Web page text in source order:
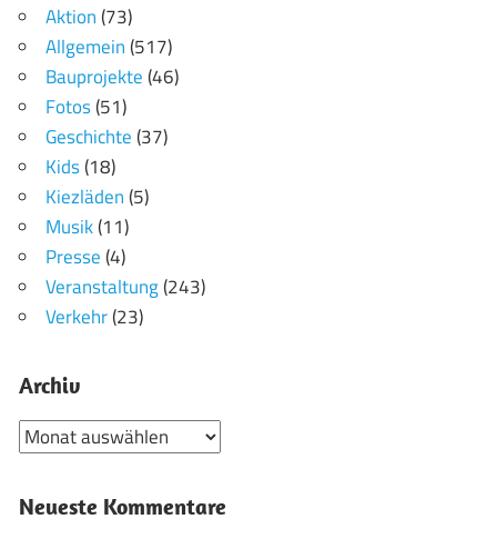
Aktion(73)
Allgemein(517)
Bauprojekte(46)
Fotos(51)
Geschichte(37)
Kids(18)
Kiezläden(5)
Musik(11)
Presse(4)
Veranstaltung(243)
Verkehr(23)
Archiv
Archiv
Neueste Kommentare